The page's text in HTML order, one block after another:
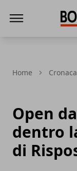
Home Cronaca
Open
dentro
di